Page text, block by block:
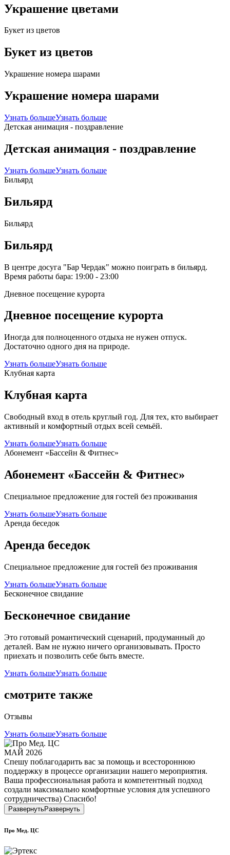
Украшение цветами
Букет из цветов
Букет из цветов
Украшение номера шарами
Украшение номера шарами
Узнать большеУзнать больше
Детская анимация - поздравление
Детская анимация - поздравление
Узнать большеУзнать больше
Бильярд
Бильярд
Бильярд
Бильярд
В центре досуга "Бар Чердак" можно поиграть в бильярд.
Время работы бара: 19:00 - 23:00
Дневное посещение курорта
Дневное посещение курорта
Иногда для полноценного отдыха не нужен отпуск.
Достаточно одного дня на природе.
Узнать большеУзнать больше
Клубная карта
Клубная карта
Свободный вход в отель круглый год. Для тех, кто выбирает
активный и комфортный отдых всей семьёй.
Узнать большеУзнать больше
Абонемент «Бассейн & Фитнес»
Абонемент «Бассейн & Фитнес»
Специальное предложение для гостей без проживания
Узнать большеУзнать больше
Аренда беседок
Аренда беседок
Специальное предложение для гостей без проживания
Узнать большеУзнать больше
Бесконечное свидание
Бесконечное свидание
Это готовый романтический сценарий, продуманный до
деталей. Вам не нужно ничего организовывать. Просто
приехать и позволить себе быть вместе.
Узнать большеУзнать больше
смотрите также
Отзывы
Узнать большеУзнать больше
МАЙ 2026
Спешу поблагодарить вас за помощь и всестороннюю
поддержку в процессе организации нашего мероприятия.
Ваша профессиональная работа и компетентный подход
создали максимально комфортные условия для успешного
сотрудничества) Спасибо!
РазвернутьРазвернуть
Про Мед. ЦС